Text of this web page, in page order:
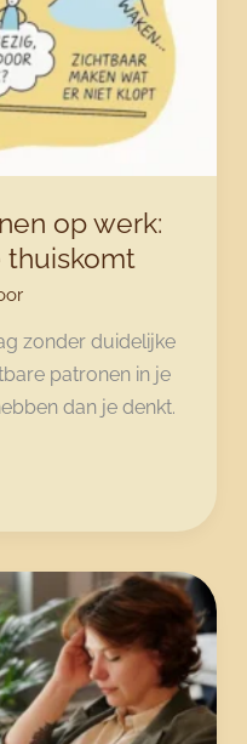
op werk:
thuiskomt
zonder duidelijke
patronen in je
dan je denkt.